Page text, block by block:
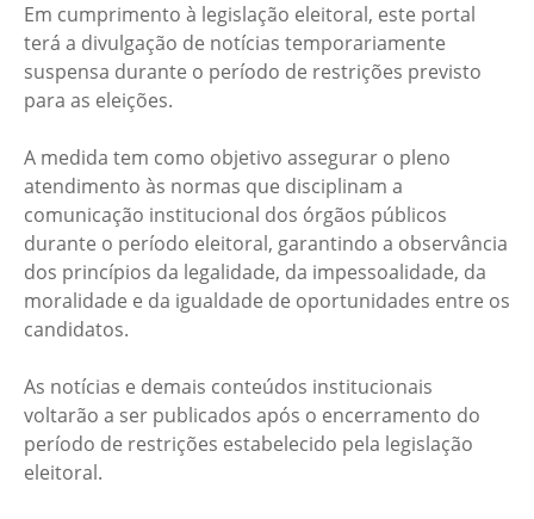
Em cumprimento à legislação eleitoral, este portal
terá a divulgação de notícias temporariamente
suspensa durante o período de restrições previsto
para as eleições.
A medida tem como objetivo assegurar o pleno
atendimento às normas que disciplinam a
comunicação institucional dos órgãos públicos
durante o período eleitoral, garantindo a observância
dos princípios da legalidade, da impessoalidade, da
moralidade e da igualdade de oportunidades entre os
candidatos.
As notícias e demais conteúdos institucionais
voltarão a ser publicados após o encerramento do
período de restrições estabelecido pela legislação
eleitoral.